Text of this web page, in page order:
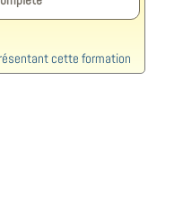
cette formation